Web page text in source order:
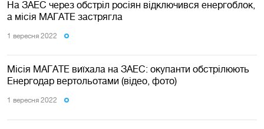
На ЗАЕС через обстріл росіян відключився енергоблок,
а місія МАГАТЕ застрягла
1 вересня 2022
Місія МАГАТЕ виїхала на ЗАЕС: окупанти обстрілюють
Енергодар вертольотами (відео, фото)
1 вересня 2022